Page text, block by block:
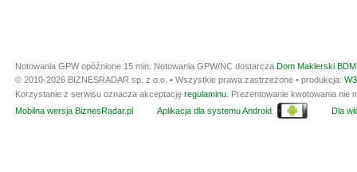
Notowania GPW opóźnione 15 min. Notowania GPW/NC dostarcza Dom Maklerski
© 2010-2026 BIZNESRADAR sp. z o.o. • Wszystkie prawa zastrzeżone • produkcja:
Korzystanie z serwisu oznacza akceptację regulaminu . Prezentowanie kwotowania
Mobilna wersja BiznesRadar.pl
Aplikacja dla systemu Android Dla